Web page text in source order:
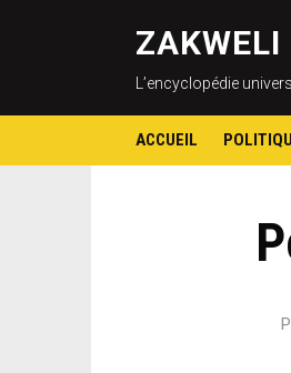
ZAKWELI
L’encyclopédie
ACCUEIL